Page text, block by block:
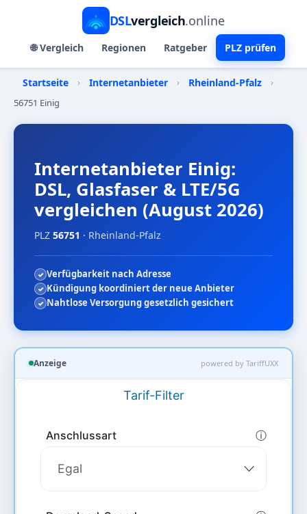
DSLvergleich.online
🌐 Vergleich Regionen Ratgeber PLZ prüfen
Startseite › Internetanbieter › Rheinland-Pfalz
›
56751 Einig
Internetanbieter Einig:
DSL, Glasfaser & LTE/5G
vergleichen (August 2026)
PLZ 56751 · Rheinland-Pfalz
Verfügbarkeit nach Adresse
Kündigung koordiniert der neue Anbieter
Nahtlose Versorgung gesetzlich gesichert
Anzeige powered by TariffUXX